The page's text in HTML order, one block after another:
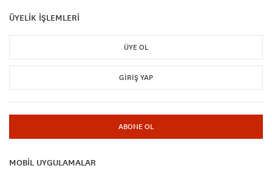
ÜYELİK İŞLEMLERİ
ÜYE OL
GIRIŞ YAP
ABONE OL
MOBİL UYGULAMALAR